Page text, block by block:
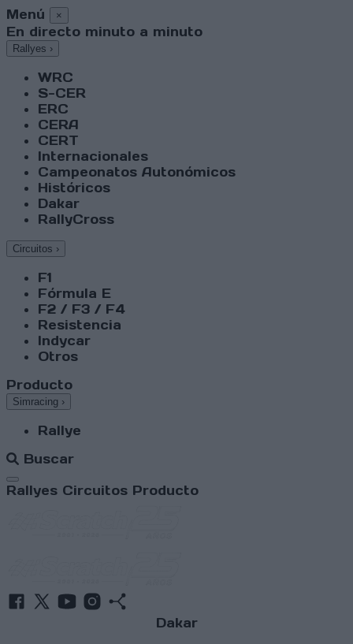
Menú ×
En directo minuto a minuto
Rallyes ›
WRC
S-CER
ERC
CERA
CERT
Internacionales
Campeonatos Autonómicos
Históricos
Dakar
RallyCross
Circuitos ›
F1
Fórmula E
F2 / F3 / F4
Resistencia
Indycar
Otros
Producto
Simracing ›
Rallye
Buscar
Abrir menú
Rallyes Circuitos Producto
Dakar